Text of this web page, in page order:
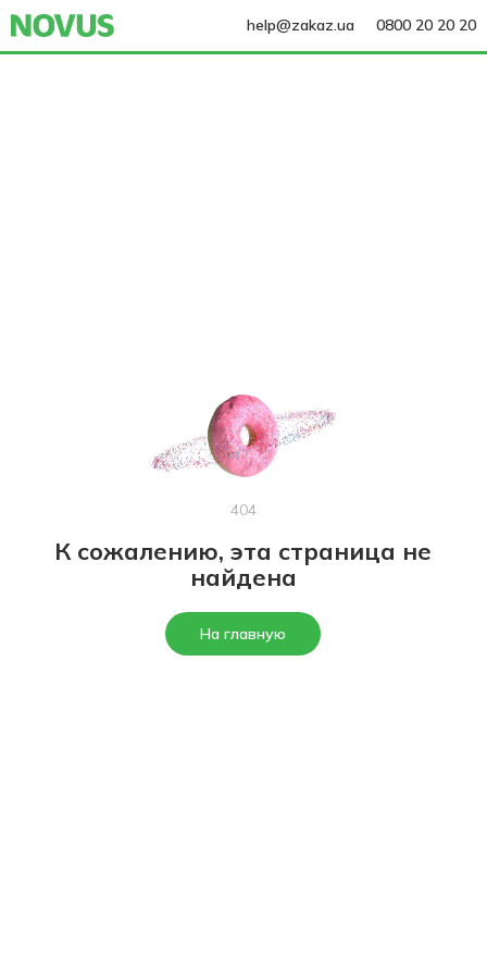
help@zakaz.ua 0800 20 20 20
404
К сожалению, эта страница не
найдена
На главную